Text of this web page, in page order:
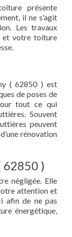
présente
il ne s’agit
Les travaux
et votre toiture
( 62850 ) est
de poses de
tout ce qui
Souvent
peuvent
rénovation
62850 )
négligée. Elle
attention et
afin de ne pas
énergétique,